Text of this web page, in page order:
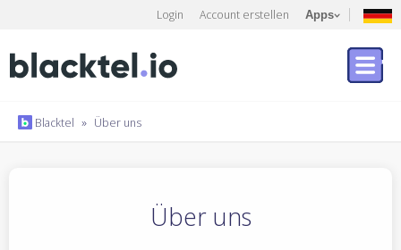
Login Account erstellen Apps
Blacktel » Über uns
Über uns